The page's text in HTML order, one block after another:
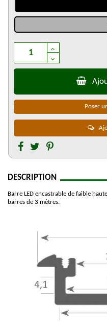
Poser
DESCRIPTION
Barre LED encastrable de faible
barres de 3 mètres.